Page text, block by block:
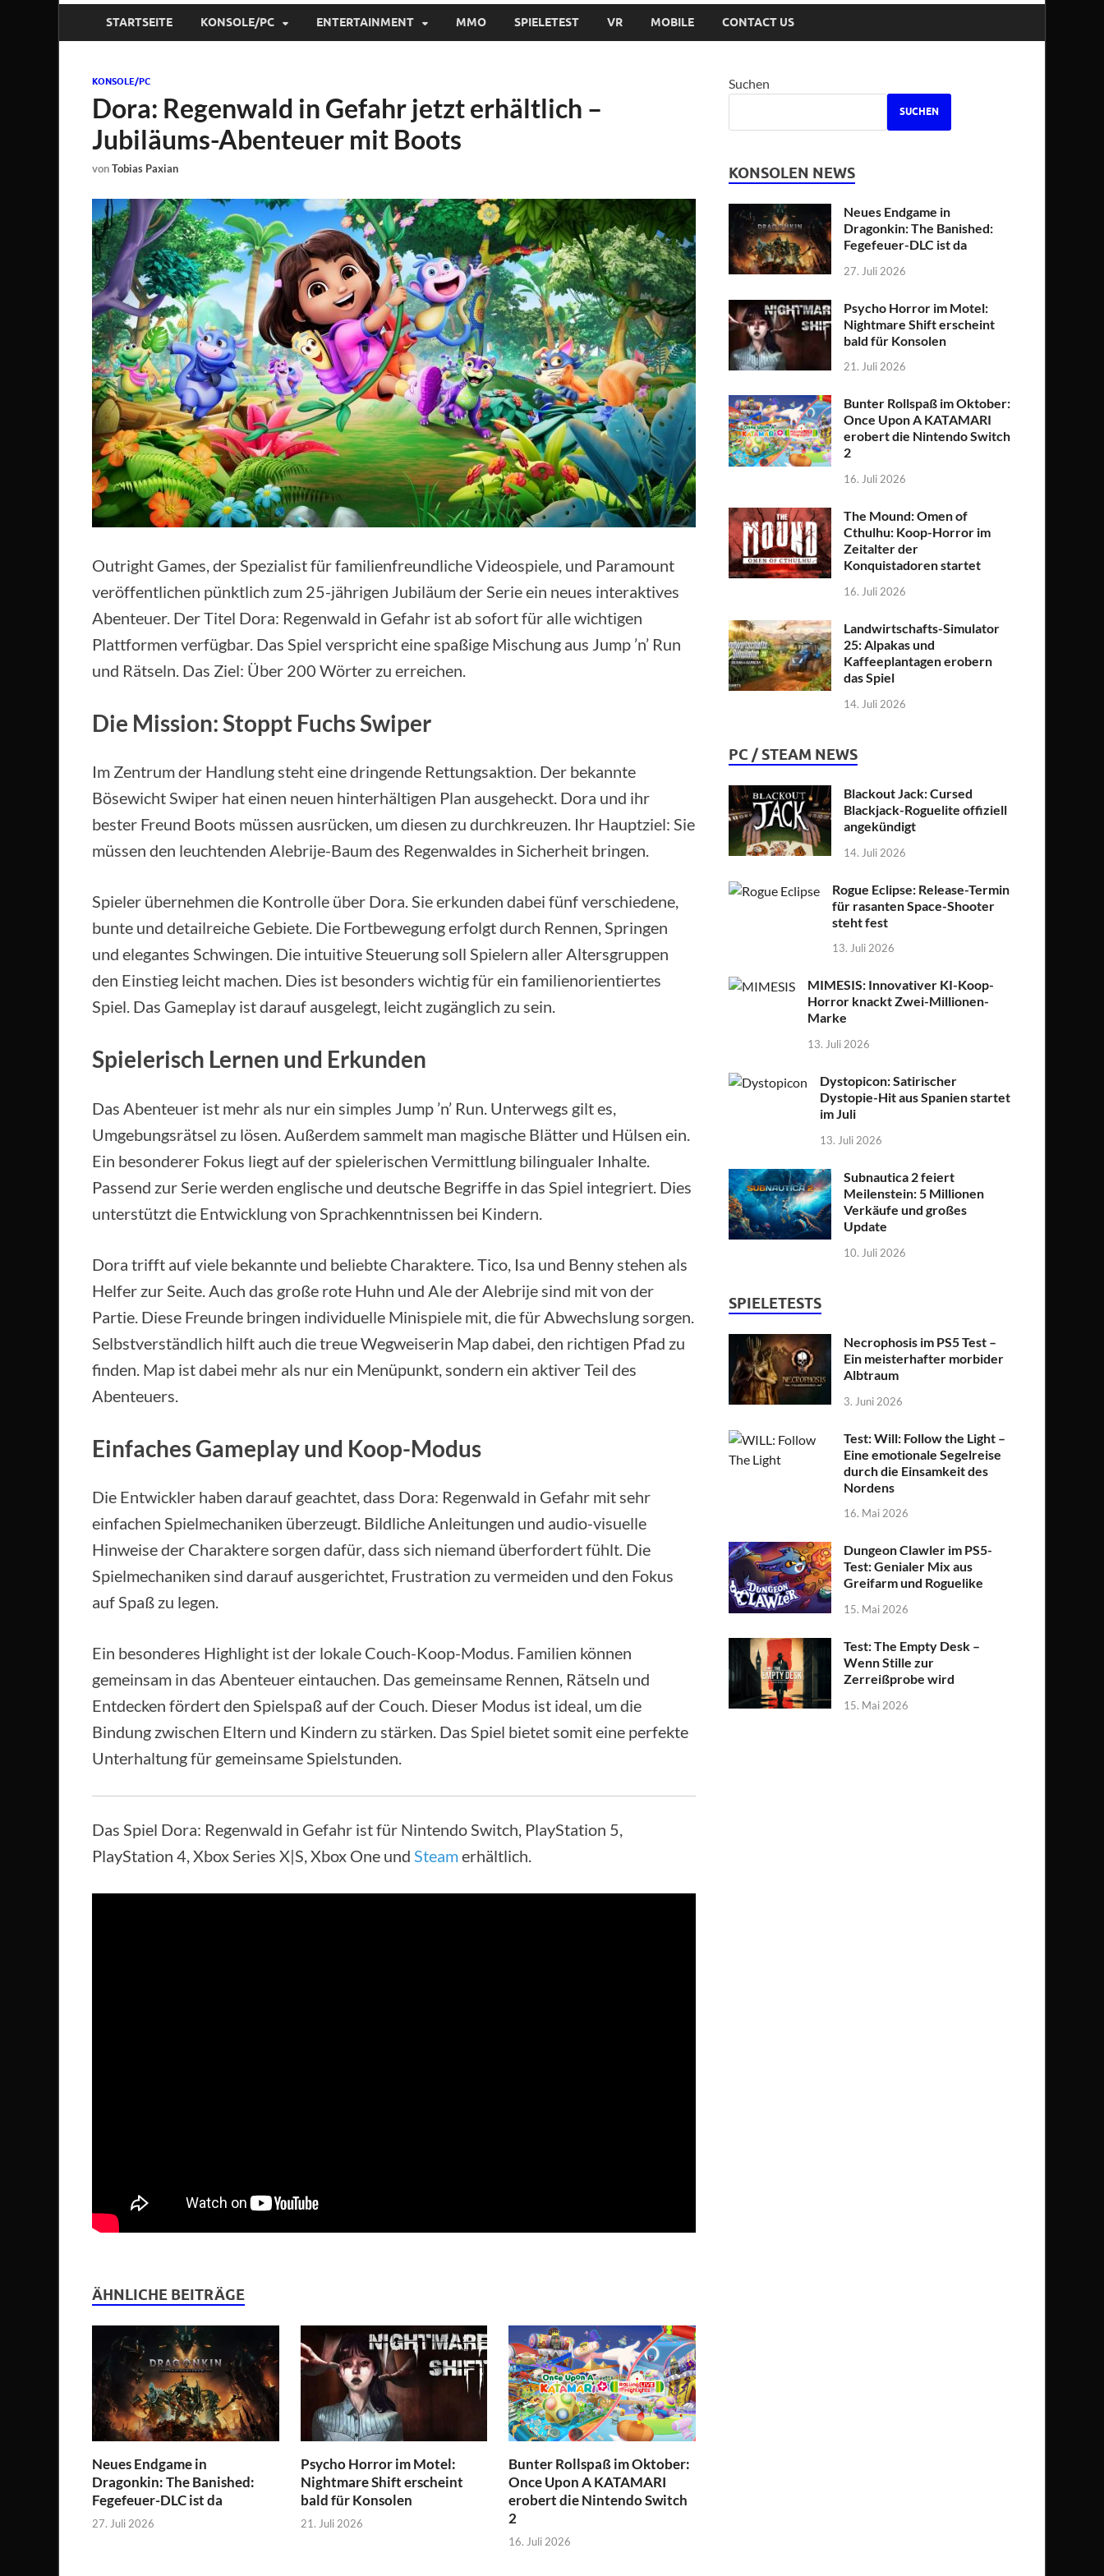
STARTSEITE KONSOLE/PC ENTERTAINMENT MMO SPIELETEST VR MOBILE CONTACT US
KONSOLE/PC
Dora: Regenwald in Gefahr jetzt erhältlich –
Jubiläums-Abenteuer mit Boots
vonTobias Paxian
Outright Games, der Spezialist für familienfreundliche Videospiele, und Paramount
veröffentlichen pünktlich zum 25-jährigen Jubiläum der Serie ein neues interaktives
Abenteuer. Der Titel Dora: Regenwald in Gefahr ist ab sofort für alle wichtigen
Plattformen verfügbar. Das Spiel verspricht eine spaßige Mischung aus Jump ’n’ Run
und Rätseln. Das Ziel: Über 200 Wörter zu erreichen.
Die Mission: Stoppt Fuchs Swiper
Im Zentrum der Handlung steht eine dringende Rettungsaktion. Der bekannte
Bösewicht Swiper hat einen neuen hinterhältigen Plan ausgeheckt. Dora und ihr
bester Freund Boots müssen ausrücken, um diesen zu durchkreuzen. Ihr Hauptziel: Sie
müssen den leuchtenden Alebrije-Baum des Regenwaldes in Sicherheit bringen.
Spieler übernehmen die Kontrolle über Dora. Sie erkunden dabei fünf verschiedene,
bunte und detailreiche Gebiete. Die Fortbewegung erfolgt durch Rennen, Springen
und elegantes Schwingen. Die intuitive Steuerung soll Spielern aller Altersgruppen
den Einstieg leicht machen. Dies ist besonders wichtig für ein familienorientiertes
Spiel. Das Gameplay ist darauf ausgelegt, leicht zugänglich zu sein.
Spielerisch Lernen und Erkunden
Das Abenteuer ist mehr als nur ein simples Jump ’n’ Run. Unterwegs gilt es,
Umgebungsrätsel zu lösen. Außerdem sammelt man magische Blätter und Hülsen ein.
Ein besonderer Fokus liegt auf der spielerischen Vermittlung bilingualer Inhalte.
Passend zur Serie werden englische und deutsche Begriffe in das Spiel integriert. Dies
unterstützt die Entwicklung von Sprachkenntnissen bei Kindern.
Dora trifft auf viele bekannte und beliebte Charaktere. Tico, Isa und Benny stehen als
Helfer zur Seite. Auch das große rote Huhn und Ale der Alebrije sind mit von der
Partie. Diese Freunde bringen individuelle Minispiele mit, die für Abwechslung sorgen.
Selbstverständlich hilft auch die treue Wegweiserin Map dabei, den richtigen Pfad zu
finden. Map ist dabei mehr als nur ein Menüpunkt, sondern ein aktiver Teil des
Abenteuers.
Einfaches Gameplay und Koop-Modus
Die Entwickler haben darauf geachtet, dass Dora: Regenwald in Gefahr mit sehr
einfachen Spielmechaniken überzeugt. Bildliche Anleitungen und audio-visuelle
Hinweise der Charaktere sorgen dafür, dass sich niemand überfordert fühlt. Die
Spielmechaniken sind darauf ausgerichtet, Frustration zu vermeiden und den Fokus
auf Spaß zu legen.
Ein besonderes Highlight ist der lokale Couch-Koop-Modus. Familien können
gemeinsam in das Abenteuer eintauchen. Das gemeinsame Rennen, Rätseln und
Entdecken fördert den Spielspaß auf der Couch. Dieser Modus ist ideal, um die
Bindung zwischen Eltern und Kindern zu stärken. Das Spiel bietet somit eine perfekte
Unterhaltung für gemeinsame Spielstunden.
Das Spiel Dora: Regenwald in Gefahr ist für Nintendo Switch, PlayStation 5,
PlayStation 4, Xbox Series X|S, Xbox One und Steamerhältlich.
ÄHNLICHE BEITRÄGE
Neues Endgame in
Dragonkin: The Banished:
Fegefeuer-DLC ist da
27. Juli 2026
Psycho Horror im Motel:
Nightmare Shift erscheint
bald für Konsolen
21. Juli 2026
Bunter Rollspaß im Oktober:
Once Upon A KATAMARI
erobert die Nintendo Switch
2
16. Juli 2026
Suchen
SUCHEN
KONSOLEN NEWS
Neues Endgame in
Dragonkin: The Banished:
Fegefeuer-DLC ist da
27. Juli 2026
Psycho Horror im Motel:
Nightmare Shift erscheint
bald für Konsolen
21. Juli 2026
Bunter Rollspaß im Oktober:
Once Upon A KATAMARI
erobert die Nintendo Switch
2
16. Juli 2026
The Mound: Omen of
Cthulhu: Koop-Horror im
Zeitalter der
Konquistadoren startet
16. Juli 2026
Landwirtschafts-Simulator
25: Alpakas und
Kaffeeplantagen erobern
das Spiel
14. Juli 2026
PC / STEAM NEWS
Blackout Jack: Cursed
Blackjack-Roguelite offiziell
angekündigt
14. Juli 2026
Rogue Eclipse: Release-Termin
für rasanten Space-Shooter
steht fest
13. Juli 2026
MIMESIS: Innovativer KI-Koop-
Horror knackt Zwei-Millionen-
Marke
13. Juli 2026
Dystopicon: Satirischer
Dystopie-Hit aus Spanien startet
im Juli
13. Juli 2026
Subnautica 2 feiert
Meilenstein: 5 Millionen
Verkäufe und großes
Update
10. Juli 2026
SPIELETESTS
Necrophosis im PS5 Test –
Ein meisterhafter morbider
Albtraum
3. Juni 2026
Test: Will: Follow the Light –
Eine emotionale Segelreise
durch die Einsamkeit des
Nordens
16. Mai 2026
Dungeon Clawler im PS5-
Test: Genialer Mix aus
Greifarm und Roguelike
15. Mai 2026
Test: The Empty Desk –
Wenn Stille zur
Zerreißprobe wird
15. Mai 2026